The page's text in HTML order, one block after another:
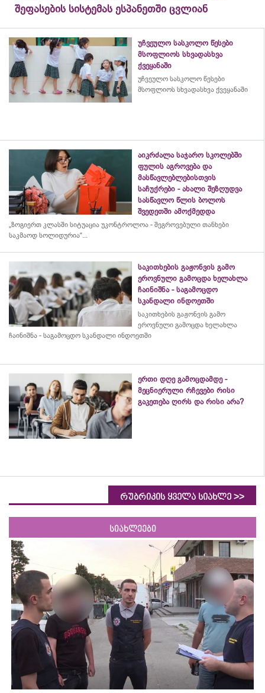
შეფასების სისტემას ესპანეთში ცვლიან
უჩვეულო სასკოლო წესები
მსოფლიოს სხვადასხვა
ქვეყანაში
უჩვეულო სასკოლო წესები
მსოფლიოს სხვადასხვა ქვეყანაში
აიკრძალა საჯარო სკოლებში
ფულის აგროვება და
მასწავლებლებისთვის
საჩუქრები - ახალი შეზღუდვა
სასწავლო წლის ბოლოს
შვედეთში ამოქმედდა
„ზოგიერთ კლასში სიტუაცია უკონტროლოა - შეგროვებული თანხები
საკმაოდ სოლიდურია“...
საკითხების გაჟონვის გამო
ეროვნული გამოცდა ხელახლა
ჩაინიშნა - საგამოცდო
სკანდალი ინდოეთში
საკითხების გაჟონვის გამო
ეროვნული გამოცდა ხელახლა
ჩაინიშნა - საგამოცდო სკანდალი ინდოეთში
ერთი დღე გამოცდამდე -
მეცნიერული რჩევები რისი
გაკეთება ღირს და რისი არა?
რუბრიკის ყველა სიახლე >>
სიახლეები